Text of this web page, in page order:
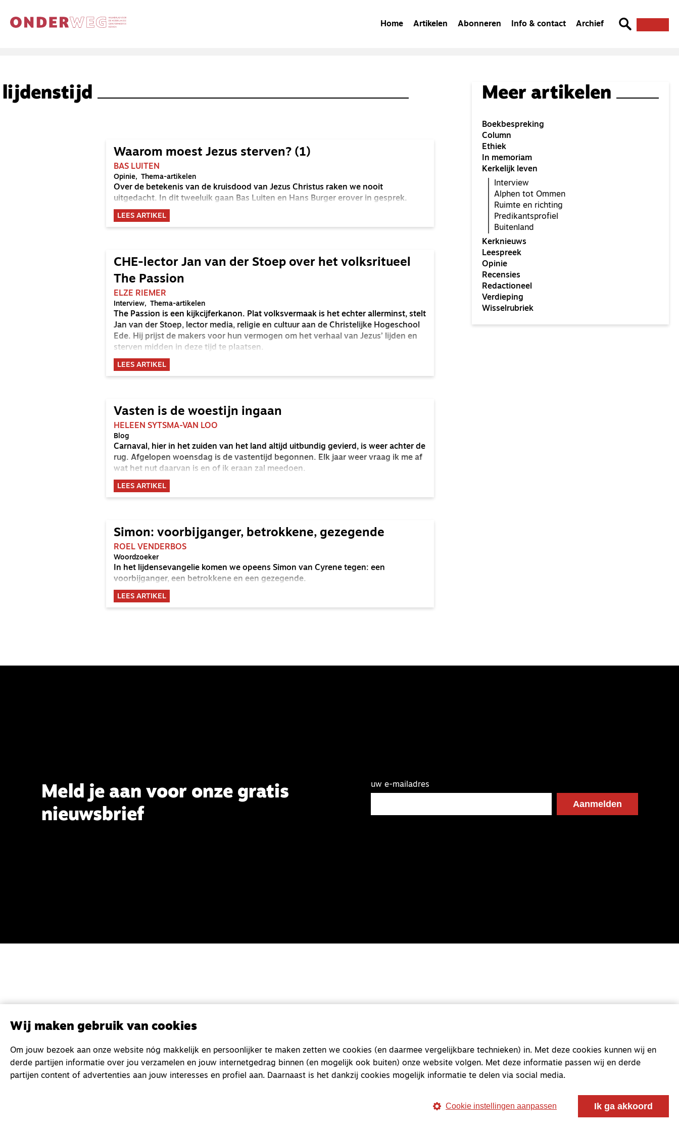
Home Artikelen Abonneren Info & contact Archief
lijdenstijd
Waarom moest Jezus sterven? (1)
BAS LUITEN
Opinie Thema-artikelen
Over de betekenis van de kruisdood van Jezus Christus raken we nooit
uitgedacht. In dit tweeluik gaan Bas Luiten en Hans Burger erover in gesprek.
LEES ARTIKEL
CHE-lector Jan van der Stoep over het volksritueel
The Passion
ELZE RIEMER
Interview Thema-artikelen
The Passion is een kijkcijferkanon. Plat volksvermaak is het echter allerminst, stelt
Jan van der Stoep, lector media, religie en cultuur aan de Christelijke Hogeschool
Ede. Hij prijst de makers voor hun vermogen om het verhaal van Jezus’ lijden en
sterven midden in deze tijd te plaatsen.
LEES ARTIKEL
Vasten is de woestijn ingaan
HELEEN SYTSMA-VAN LOO
Blog
Carnaval, hier in het zuiden van het land altijd uitbundig gevierd, is weer achter de
rug. Afgelopen woensdag is de vastentijd begonnen. Elk jaar weer vraag ik me af
wat het nut daarvan is en of ik eraan zal meedoen.
LEES ARTIKEL
Simon: voorbijganger, betrokkene, gezegende
ROEL VENDERBOS
Woordzoeker
In het lijdensevangelie komen we opeens Simon van Cyrene tegen: een
voorbijganger, een betrokkene en een gezegende.
LEES ARTIKEL
Meer artikelen
Boekbespreking
Column
Ethiek
In memoriam
Kerkelijk leven
Interview
Alphen tot Ommen
Ruimte en richting
Predikantsprofiel
Buitenland
Kerknieuws
Leespreek
Opinie
Recensies
Redactioneel
Verdieping
Wisselrubriek
Meld je aan voor onze gratis
nieuwsbrief
uw e-mailadres
MagazineOnderweg
Wij maken gebruik van cookies
Om jouw bezoek aan onze website nóg makkelijk en persoonlijker te maken zetten we cookies (en daarmee vergelijkbare technieken) in. Met deze cookies kunnen wij en
derde partijen informatie over jou verzamelen en jouw internetgedrag binnen (en mogelijk ook buiten) onze website volgen. Met deze informatie passen wij en derde
partijen content of advertenties aan jouw interesses en profiel aan. Daarnaast is het dankzij cookies mogelijk informatie te delen via social media.
Cookie instellingen aanpassen Ik ga akkoord